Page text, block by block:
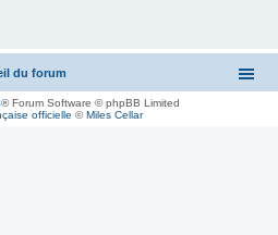
du forum
® Forum Software © phpBB Limited
officielle ©Miles Cellar